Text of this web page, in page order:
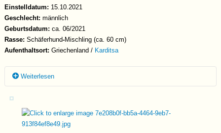
Einstelldatum: 15.10.2021
Geschlecht:männlich
Geburtsdatum: ca. 06/2021
Rasse:Schäferhund-Mischling (ca. 60 cm)
Aufenthaltsort: Griechenland / Karditsa
Weiterlesen
Landstraße gefunden und zur Sicherheit mit ins Tierheim genommen.